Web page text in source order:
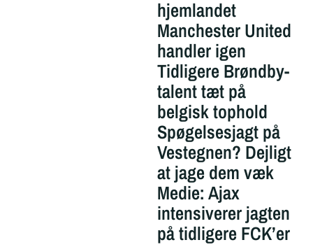
hjemlandet
Manchester United
handler igen
Tidligere Brøndby-
talent tæt på
belgisk tophold
Spøgelsesjagt på
Vestegnen? Dejligt
at jage dem væk
Medie: Ajax
intensiverer jagten
på tidligere FCK’er